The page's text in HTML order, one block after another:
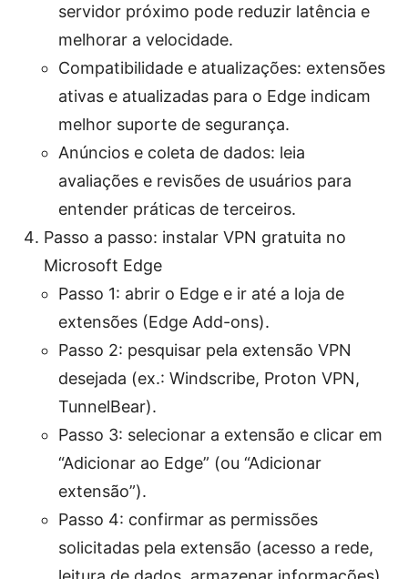
servidor próximo pode reduzir latência e
melhorar a velocidade.
Compatibilidade e atualizações: extensões
ativas e atualizadas para o Edge indicam
melhor suporte de segurança.
Anúncios e coleta de dados: leia
avaliações e revisões de usuários para
entender práticas de terceiros.
Passo a passo: instalar VPN gratuita no
Microsoft Edge
Passo 1: abrir o Edge e ir até a loja de
extensões (Edge Add-ons).
Passo 2: pesquisar pela extensão VPN
desejada (ex.: Windscribe, Proton VPN,
TunnelBear).
Passo 3: selecionar a extensão e clicar em
“Adicionar ao Edge” (ou “Adicionar
extensão”).
Passo 4: confirmar as permissões
solicitadas pela extensão (acesso a rede,